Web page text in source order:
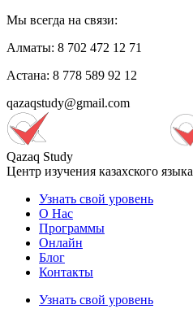
Мы всегда на связи:
Алматы: 8 702 472 12 71
Астана: 8 778 589 92 12
qazaqstudy@gmail.com
Qazaq Study
Центр изучения казахского языка
Узнать свой уровень
О Нас
Программы
Онлайн
Блог
Контакты
Узнать свой уровень